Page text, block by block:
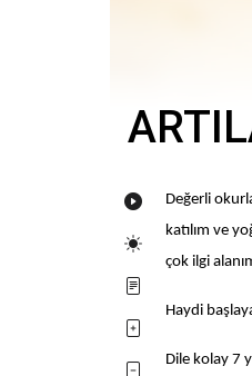
Değerli
katılım ve
çok ilgi
Haydi
Dile kolay 7